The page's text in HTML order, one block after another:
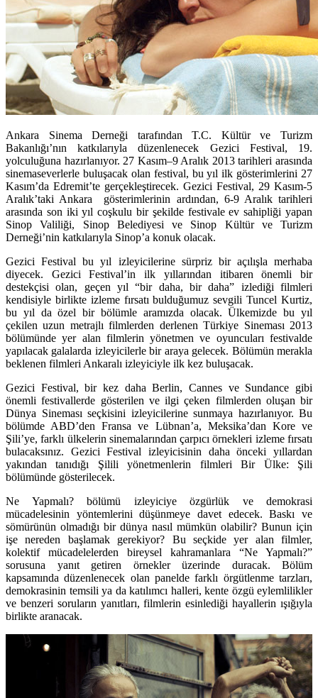
Ankara Sinema Derneği tarafından T.C. Kültür ve Turizm
Bakanlığı’nın katkılarıyla düzenlenecek Gezici Festival, 19.
yolculuğuna hazırlanıyor. 27 Kasım–9 Aralık 2013 tarihleri arasında
sinemaseverlerle buluşacak olan festival, bu yıl ilk gösterimlerini 27
Kasım’da Edremit’te gerçekleştirecek. Gezici Festival, 29 Kasım-5
Aralık’taki Ankara gösterimlerinin ardından, 6-9 Aralık tarihleri
arasında son iki yıl coşkulu bir şekilde festivale ev sahipliği yapan
Sinop Valiliği, Sinop Belediyesi ve Sinop Kültür ve Turizm
Derneği’nin katkılarıyla Sinop’a konuk olacak.
Gezici Festival bu yıl izleyicilerine sürpriz bir açılışla merhaba
diyecek. Gezici Festival’in ilk yıllarından itibaren önemli bir
destekçisi olan, geçen yıl “bir daha, bir daha” izlediği filmleri
kendisiyle birlikte izleme fırsatı bulduğumuz sevgili Tuncel Kurtiz,
bu yıl da özel bir bölümle aramızda olacak. Ülkemizde bu yıl
çekilen uzun metrajlı filmlerden derlenen Türkiye Sineması 2013
bölümünde yer alan filmlerin yönetmen ve oyuncuları festivalde
yapılacak galalarda izleyicilerle bir araya gelecek. Bölümün merakla
beklenen filmleri Ankaralı izleyiciyle ilk kez buluşacak.
Gezici Festival, bir kez daha Berlin, Cannes ve Sundance gibi
önemli festivallerde gösterilen ve ilgi çeken filmlerden oluşan bir
Dünya Sineması seçkisini izleyicilerine sunmaya hazırlanıyor. Bu
bölümde ABD’den Fransa ve Lübnan’a, Meksika’dan Kore ve
Şili’ye, farklı ülkelerin sinemalarından çarpıcı örnekleri izleme fırsatı
bulacaksınız. Gezici Festival izleyicisinin daha önceki yıllardan
yakından tanıdığı Şilili yönetmenlerin filmleri Bir Ülke: Şili
bölümünde gösterilecek.
Ne Yapmalı? bölümü izleyiciye özgürlük ve demokrasi
mücadelesinin yöntemlerini düşünmeye davet edecek. Baskı ve
sömürünün olmadığı bir dünya nasıl mümkün olabilir? Bunun için
işe nereden başlamak gerekiyor? Bu seçkide yer alan filmler,
kolektif mücadelelerden bireysel kahramanlara “Ne Yapmalı?”
sorusuna yanıt getiren örnekler üzerinde duracak. Bölüm
kapsamında düzenlenecek olan panelde farklı örgütlenme tarzları,
demokrasinin temsili ya da katılımcı halleri, kente özgü eylemlilikler
ve benzeri soruların yanıtları, filmlerin esinlediği hayallerin ışığıyla
birlikte aranacak.